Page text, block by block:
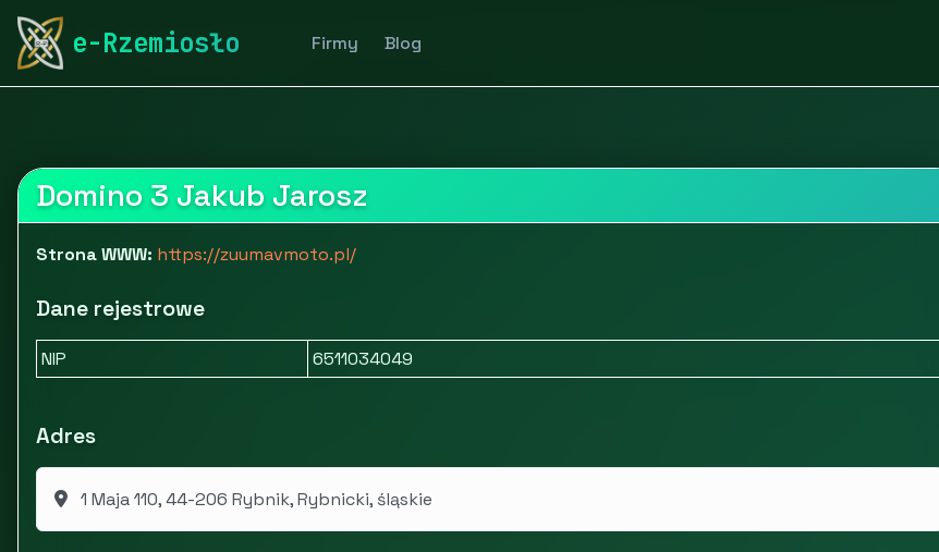
e-Rzemiosło Firmy Blog
rymarstwo-poznan.pl
Zuumav - motocykle terenowe
Domino 3 Jakub Jarosz
Strona WWW: https://zuumavmoto.pl/
Dane rejestrowe
NIP 6511034049
Adres
1 Maja 110, 44-206 Rybnik, Rybnicki, śląskie